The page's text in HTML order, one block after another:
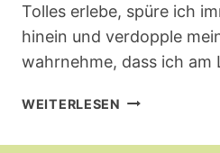
Tolles erlebe, spüre ich
hinein und verdopple
wahrnehme, dass ich am
WEITERLESEN